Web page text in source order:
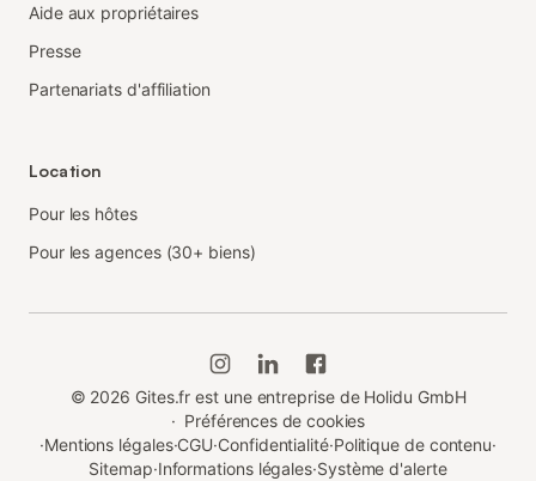
Aide aux propriétaires
Presse
Partenariats d'affiliation
Location
Pour les hôtes
Pour les agences (30+ biens)
© 2026 Gites.fr est une entreprise de Holidu GmbH
· Préférences de cookies
·Mentions légales·CGU·Confidentialité·Politique de contenu·
Sitemap·Informations légales·Système d'alerte